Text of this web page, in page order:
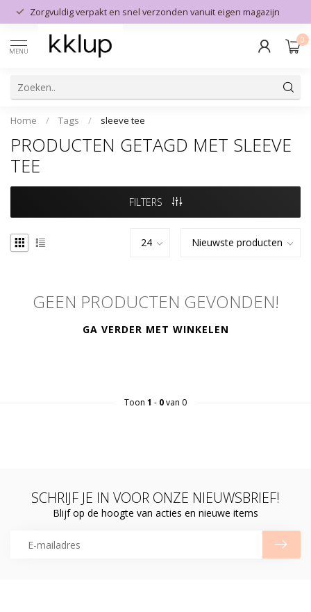
Zorgvuldig verpakt en snel verzonden vanuit eigen magazijn
MENU
0
Home / Tags / sleeve tee
PRODUCTEN GETAGD MET SLEEVE
TEE
FILTERS
GEEN PRODUCTEN GEVONDEN!
GA VERDER MET WINKELEN
Toon 1 - 0van 0
SCHRIJF JE IN VOOR ONZE NIEUWSBRIEF!
Blijf op de hoogte van acties en nieuwe items